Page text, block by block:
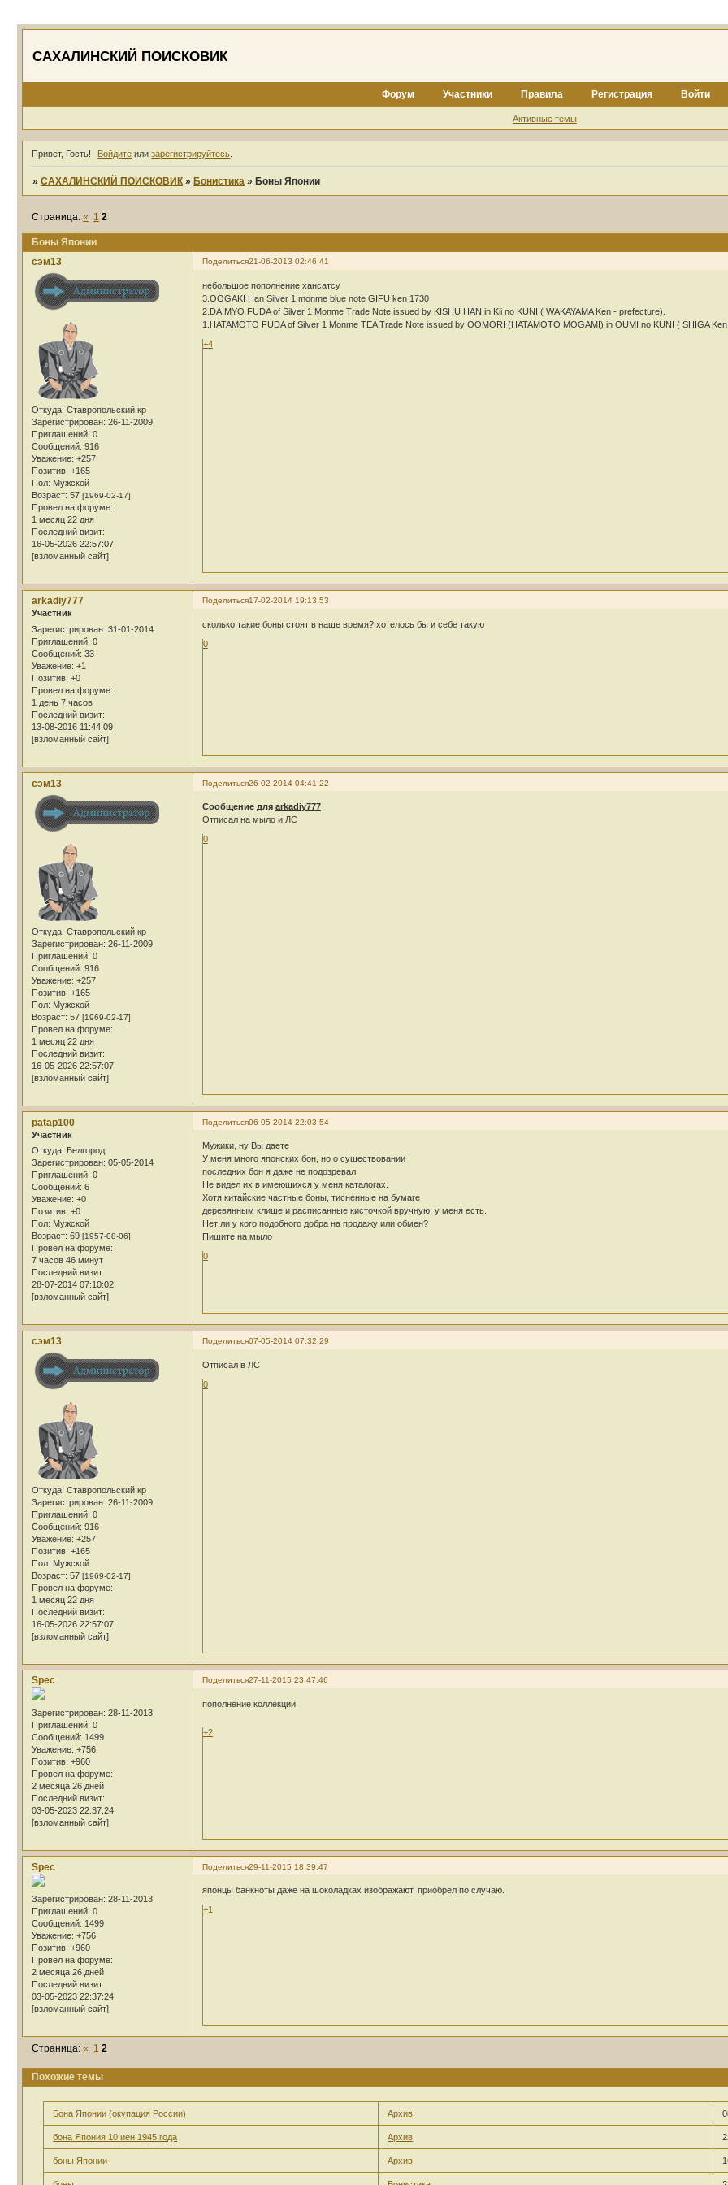
САХАЛИНСКИЙ ПОИСКОВИК
Форум Участники Правила Регистрация Войти
Активные темы
Привет, Гость! Войдите илизарегистрируйтесь
» САХАЛИНСКИЙ ПОИСКОВИК » Бонистика » Боны Японии
Боны Японии
Страница: « 1 2
Поделиться21-06-2013 02:46:41
сэм13
Откуда: Ставропольский кр
Зарегистрирован: 26-11-2009
Приглашений: 0
Сообщений: 916
Уважение: +257
Позитив: +165
Пол: Мужской
Возраст: 57 [1969-02-17]
Провел на форуме:
1 месяц 22 дня
Последний визит:
16-05-2026 22:57:07
[взломанный сайт]
небольшое пополнение хансатсу
3.OOGAKI Han Silver 1 monme blue note GIFU ken 1730
2.DAIMYO FUDA of Silver 1 Monme Trade Note issued by KISHU HAN in Kii no KUNI ( WAKAYAMA Ken - prefecture).
1.HATAMOTO FUDA of Silver 1 Monme TEA Trade Note issued by OOMORI (HATAMOTO MOGAMI) in OUMI no KUNI ( SHIGA
+4
Поделиться17-02-2014 19:13:53
arkadiy777
Участник
Зарегистрирован: 31-01-2014
Приглашений: 0
Сообщений: 33
Уважение: +1
Позитив: +0
Провел на форуме:
1 день 7 часов
Последний визит:
13-08-2016 11:44:09
[взломанный сайт]
сколько такие боны стоят в наше время? хотелось бы и себе такую
0
Поделиться26-02-2014 04:41:22
сэм13
Откуда: Ставропольский кр
Зарегистрирован: 26-11-2009
Приглашений: 0
Сообщений: 916
Уважение: +257
Позитив: +165
Пол: Мужской
Возраст: 57 [1969-02-17]
Провел на форуме:
1 месяц 22 дня
Последний визит:
16-05-2026 22:57:07
[взломанный сайт]
Сообщение для arkadiy777
Отписал на мыло и ЛС
0
Поделиться06-05-2014 22:03:54
patap100
Участник
Откуда: Белгород
Зарегистрирован: 05-05-2014
Приглашений: 0
Сообщений: 6
Уважение: +0
Позитив: +0
Пол: Мужской
Возраст: 69 [1957-08-06]
Провел на форуме:
7 часов 46 минут
Последний визит:
28-07-2014 07:10:02
[взломанный сайт]
Мужики, ну Вы даете
У меня много японских бон, но о существовании
последних бон я даже не подозревал.
Не видел их в имеющихся у меня каталогах.
Хотя китайские частные боны, тисненные на бумаге
деревянным клише и расписанные кисточкой вручную, у меня есть.
Нет ли у кого подобного добра на продажу или обмен?
Пишите на мыло
0
Поделиться07-05-2014 07:32:29
сэм13
Откуда: Ставропольский кр
Зарегистрирован: 26-11-2009
Приглашений: 0
Сообщений: 916
Уважение: +257
Позитив: +165
Пол: Мужской
Возраст: 57 [1969-02-17]
Провел на форуме:
1 месяц 22 дня
Последний визит:
16-05-2026 22:57:07
[взломанный сайт]
Отписал в ЛС
0
Поделиться27-11-2015 23:47:46
Spec
Зарегистрирован: 28-11-2013
Приглашений: 0
Сообщений: 1499
Уважение: +756
Позитив: +960
Провел на форуме:
2 месяца 26 дней
Последний визит:
03-05-2023 22:37:24
[взломанный сайт]
пополнение коллекции
+2
Поделиться29-11-2015 18:39:47
Spec
Зарегистрирован: 28-11-2013
Приглашений: 0
Сообщений: 1499
Уважение: +756
Позитив: +960
Провел на форуме:
2 месяца 26 дней
Последний визит:
03-05-2023 22:37:24
[взломанный сайт]
японцы банкноты даже на шоколадках изображают. приобрел по случаю.
+1
Страница: « 1 2
Похожие темы
Бона Японии (окупация России) Архив
бона Япония 10 иен 1945 года Архив
боны Японии Архив